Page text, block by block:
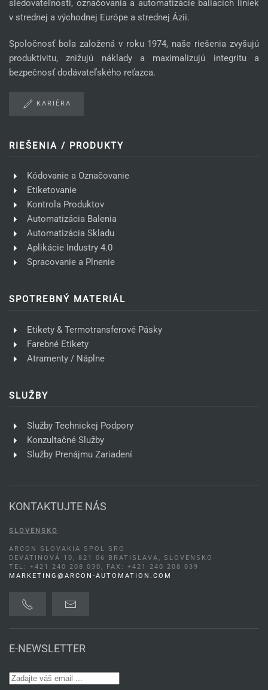
sledovateľnosti, označovania a automatizácie baliacich liniek
v strednej a východnej Európe a strednej Ázii.
Spoločnosť bola založená v roku 1974, naše riešenia zvyšujú
produktivitu, znižujú náklady a maximalizujú integritu a
bezpečnosť dodávateľského reťazca.
KARIÉRA
RIEŠENIA / PRODUKTY
Kódovanie a Označovanie
Etiketovanie
Kontrola Produktov
Automatizácia Balenia
Automatizácia Skladu
Aplikácie Industry 4.0
Spracovanie a Plnenie
SPOTREBNÝ MATERIÁL
Etikety & Termotransferové Pásky
Farebné Etikety
Atramenty / Náplne
SLUŽBY
Služby Technickej Podpory
Konzultačné Služby
Služby Prenájmu Zariadení
KONTAKTUJTE NÁS
SLOVENSKO
ARCON SLOVAKIA SPOL SRO
DEVÄTINOVÁ 10, 821 06 BRATISLAVA, SLOVENSKO
TEL: +421 240 208 030, FAX: +421 240 208 039
MARKETING@ARCON-AUTOMATION.COM
E-NEWSLETTER